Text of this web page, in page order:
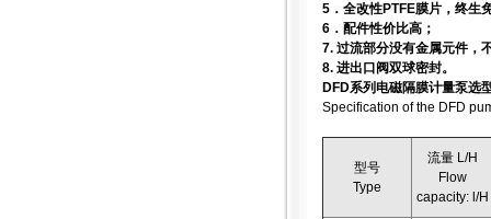
5．全改性PTFE膜片，终生
6．配件性价比高；
7. 过流部分没有金属元件，
8. 进出口阀双球密封。
DFD系列电磁隔膜计量泵选
Specification of the DFD
型号
Type
流量 L/H
Flow
capacity: l/H